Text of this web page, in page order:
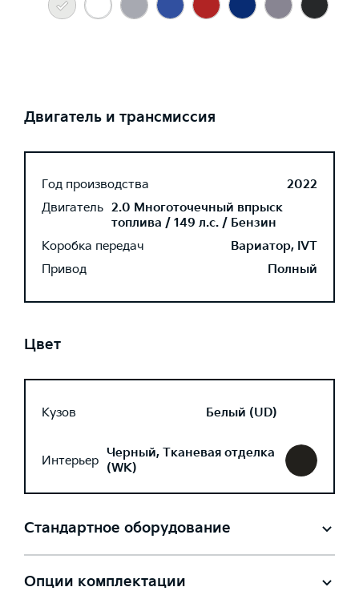
Двигатель и трансмиссия
Год производства
2022
Двигатель 2.0 Многоточечный впрыск
топлива / 149 л.с. / Бензин
Коробка передач
Вариатор, IVT
Привод
Полный
Цвет
Кузов Белый (UD)
Интерьер Черный, Тканевая отделка
(WK)
Стандартное оборудование
Опции комплектации